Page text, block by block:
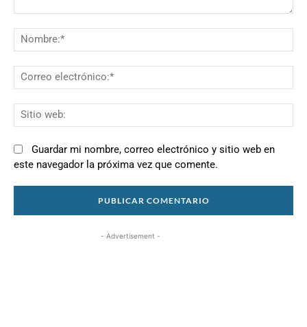
Guardar mi nombre, correo electrónico y sitio web en
este navegador la próxima vez que comente.
- Advertisement -